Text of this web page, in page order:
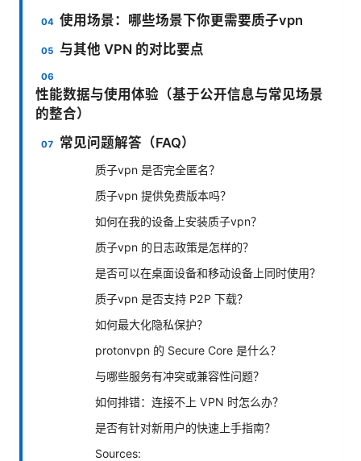
使用场景：哪些场景下你更需要质子vpn
与其他 VPN 的对比要点
性能数据与使用体验（基于公开信息与常见场景
的整合）
常见问题解答（FAQ）
质子vpn 是否完全匿名？
质子vpn 提供免费版本吗？
如何在我的设备上安装质子vpn？
质子vpn 的日志政策是怎样的？
是否可以在桌面设备和移动设备上同时使用？
质子vpn 是否支持 P2P 下载？
如何最大化隐私保护？
protonvpn 的 Secure Core 是什么？
与哪些服务有冲突或兼容性问题？
如何排错：连接不上 VPN 时怎么办？
是否有针对新用户的快速上手指南？
Sources: